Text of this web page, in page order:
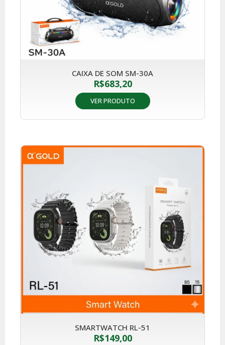
CAIXA DE SOM SM-30A
R$683,20
VER PRODUTO
SMARTWATCH RL-51
R$149,00